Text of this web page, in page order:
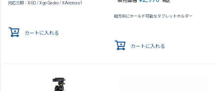
対応三脚：X-GO / X-go Gecko / X-Aircross1
カートに入れる
縦方向にホールド可能なタブレットホルダー
カートに入れる